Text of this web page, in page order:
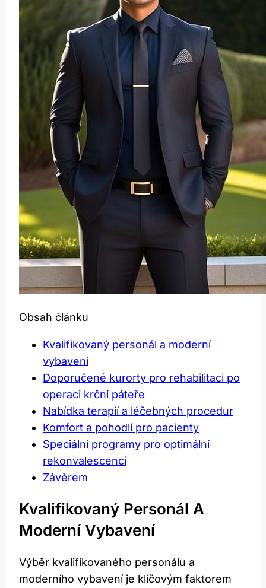
Obsah článku
Kvalifikovaný personál a moderní
vybavení
Doporučené kurorty pro rehabilitaci po
operaci krční páteře
Nabídka terapií a léčebných procedur
Komfort a pohodlí pro pacienty
Speciální programy pro optimální
rekonvalescenci
Závěrem
Kvalifikovaný Personál A
Moderní Vybavení
Výběr kvalifikovaného personálu a
moderního vybavení je klíčovým faktorem